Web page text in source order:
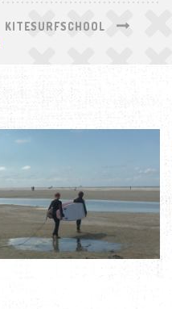
KITESURFSCHOOL